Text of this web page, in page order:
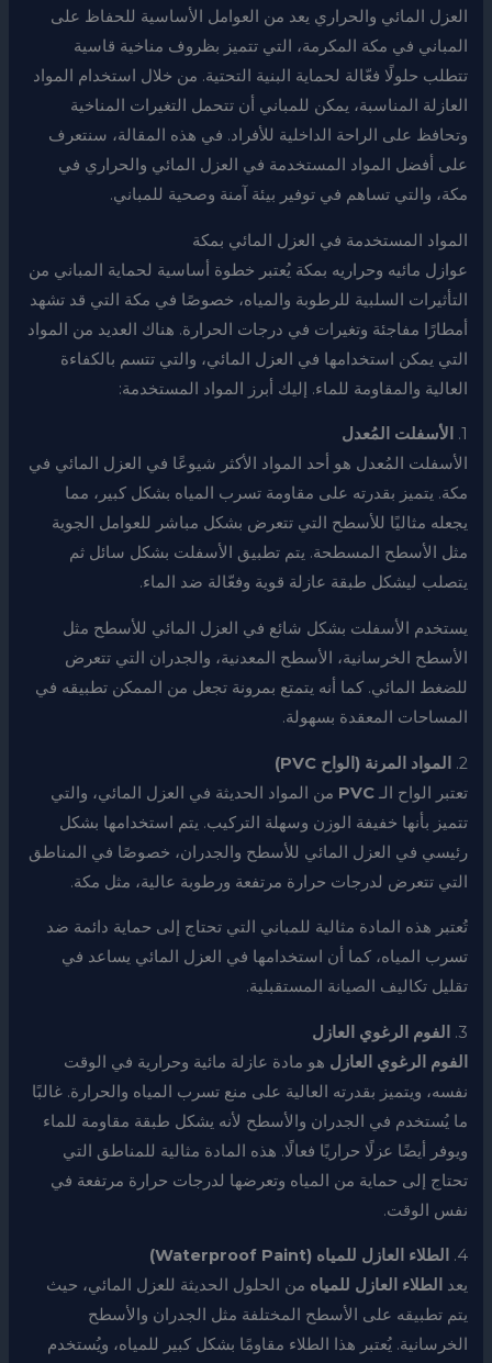
العزل المائي والحراري يعد من العوامل الأساسية للحفاظ على
المباني في مكة المكرمة، التي تتميز بظروف مناخية قاسية
تتطلب حلولًا فعّالة لحماية البنية التحتية. من خلال استخدام المواد
العازلة المناسبة، يمكن للمباني أن تتحمل التغيرات المناخية
وتحافظ على الراحة الداخلية للأفراد. في هذه المقالة، سنتعرف
على أفضل المواد المستخدمة في العزل المائي والحراري في
مكة، والتي تساهم في توفير بيئة آمنة وصحية للمباني.
المواد المستخدمة في العزل المائي بمكة
عوازل مائيه وحراريه بمكة يُعتبر خطوة أساسية لحماية المباني من
التأثيرات السلبية للرطوبة والمياه، خصوصًا في مكة التي قد تشهد
أمطارًا مفاجئة وتغيرات في درجات الحرارة. هناك العديد من المواد
التي يمكن استخدامها في العزل المائي، والتي تتسم بالكفاءة
العالية والمقاومة للماء. إليك أبرز المواد المستخدمة:
1.
الأسفلت المُعدل
الأسفلت المُعدل هو أحد المواد الأكثر شيوعًا في العزل المائي في
مكة. يتميز بقدرته على مقاومة تسرب المياه بشكل كبير، مما
يجعله مثاليًا للأسطح التي تتعرض بشكل مباشر للعوامل الجوية
مثل الأسطح المسطحة. يتم تطبيق الأسفلت بشكل سائل ثم
يتصلب ليشكل طبقة عازلة قوية وفعّالة ضد الماء.
يستخدم الأسفلت بشكل شائع في العزل المائي للأسطح مثل
الأسطح الخرسانية، الأسطح المعدنية، والجدران التي تتعرض
للضغط المائي. كما أنه يتمتع بمرونة تجعل من الممكن تطبيقه في
المساحات المعقدة بسهولة.
2.
المواد المرنة (الواح PVC)
تعتبر الواح الـPVC من المواد الحديثة في العزل المائي، والتي
تتميز بأنها خفيفة الوزن وسهلة التركيب. يتم استخدامها بشكل
رئيسي في العزل المائي للأسطح والجدران، خصوصًا في المناطق
التي تتعرض لدرجات حرارة مرتفعة ورطوبة عالية، مثل مكة.
تُعتبر هذه المادة مثالية للمباني التي تحتاج إلى حماية دائمة ضد
تسرب المياه، كما أن استخدامها في العزل المائي يساعد في
تقليل تكاليف الصيانة المستقبلية.
3.
الفوم الرغوي العازل
الفوم الرغوي العازل هو مادة عازلة مائية وحرارية في الوقت
نفسه، ويتميز بقدرته العالية على منع تسرب المياه والحرارة. غالبًا
ما يُستخدم في الجدران والأسطح لأنه يشكل طبقة مقاومة للماء
ويوفر أيضًا عزلًا حراريًا فعالًا. هذه المادة مثالية للمناطق التي
تحتاج إلى حماية من المياه وتعرضها لدرجات حرارة مرتفعة في
نفس الوقت.
4.
الطلاء العازل للمياه (Waterproof Paint)
يعد الطلاء العازل للمياه من الحلول الحديثة للعزل المائي، حيث
يتم تطبيقه على الأسطح المختلفة مثل الجدران والأسطح
الخرسانية. يُعتبر هذا الطلاء مقاومًا بشكل كبير للمياه، ويُستخدم